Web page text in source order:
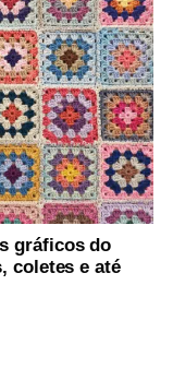
gráficos do
coletes e até